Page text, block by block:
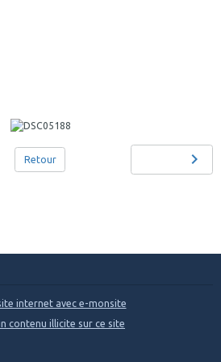
Retour
internet avec e-monsite
contenu illicite sur ce site